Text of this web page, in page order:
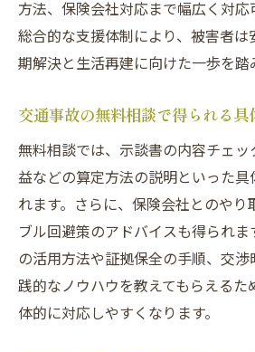
方法、保険会社対応まで幅広く対応
総合的な支援体制により、被害者
期解決と生活再建に向けた一歩を踏
交通事故の無料相談で得られる具
無料相談では、示談書の内容チェ
益などの算定方法の説明といった
れます。さらに、保険会社とのやり
ブル回避策のアドバイスも得られ
の活用方法や証拠保全の手順、交
践的なノウハウを教えてもらえるた
体的に対応しやすくなります。